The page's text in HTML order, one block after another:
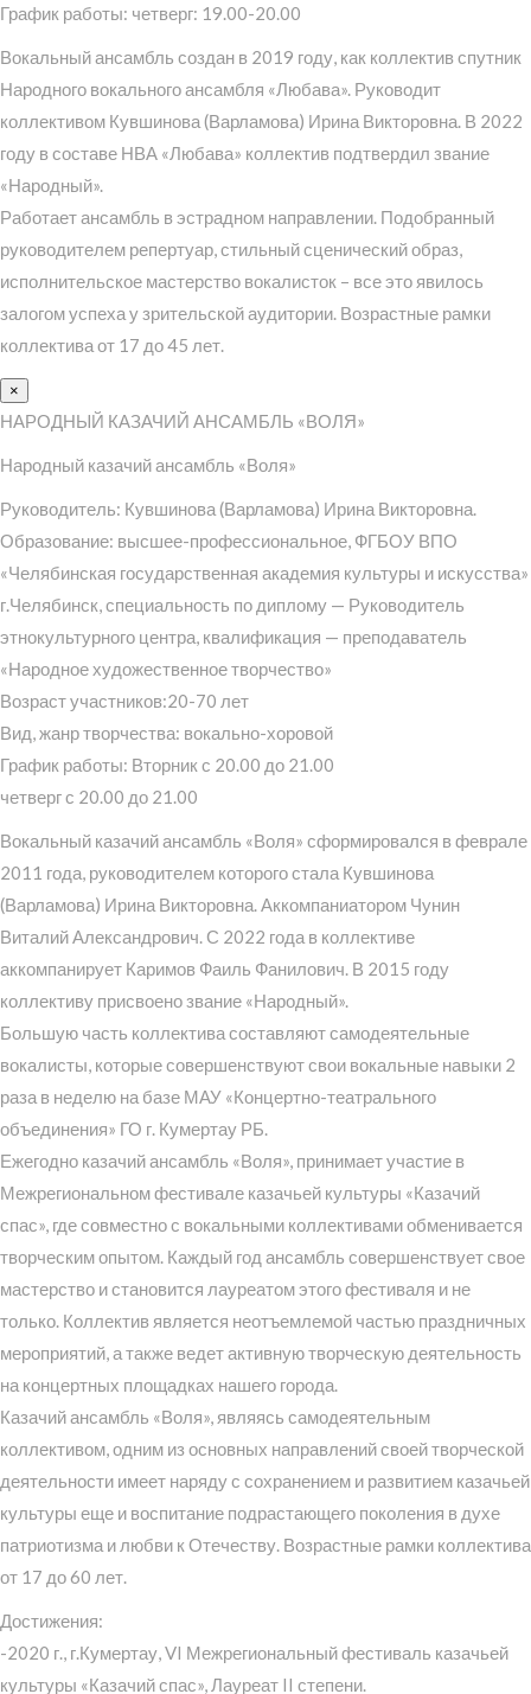
График работы: четверг: 19.00-20.00
Вокальный ансамбль создан в 2019 году, как коллектив спутник
Народного вокального ансамбля «Любава». Руководит
коллективом Кувшинова (Варламова) Ирина Викторовна. В 2022
году в составе НВА «Любава» коллектив подтвердил звание
«Народный».
Работает ансамбль в эстрадном направлении. Подобранный
руководителем репертуар, стильный сценический образ,
исполнительское мастерство вокалисток – все это явилось
залогом успеха у зрительской аудитории. Возрастные рамки
коллектива от 17 до 45 лет.
×
НАРОДНЫЙ КАЗАЧИЙ АНСАМБЛЬ «ВОЛЯ»
Народный казачий ансамбль «Воля»
Руководитель: Кувшинова (Варламова) Ирина Викторовна.
Образование: высшее-профессиональное, ФГБОУ ВПО
«Челябинская государственная академия культуры и искусства»
г.Челябинск, специальность по диплому — Руководитель
этнокультурного центра, квалификация — преподаватель
«Народное художественное творчество»
Возраст участников:20-70 лет
Вид, жанр творчества: вокально-хоровой
График работы: Вторник с 20.00 до 21.00
четверг с 20.00 до 21.00
Вокальный казачий ансамбль «Воля» сформировался в феврале
2011 года, руководителем которого стала Кувшинова
(Варламова) Ирина Викторовна. Аккомпаниатором Чунин
Виталий Александрович. С 2022 года в коллективе
аккомпанирует Каримов Фаиль Фанилович. В 2015 году
коллективу присвоено звание «Народный».
Большую часть коллектива составляют самодеятельные
вокалисты, которые совершенствуют свои вокальные навыки 2
раза в неделю на базе МАУ «Концертно-театрального
объединения» ГО г. Кумертау РБ.
Ежегодно казачий ансамбль «Воля», принимает участие в
Межрегиональном фестивале казачьей культуры «Казачий
спас», где совместно с вокальными коллективами обменивается
творческим опытом. Каждый год ансамбль совершенствует свое
мастерство и становится лауреатом этого фестиваля и не
только. Коллектив является неотъемлемой частью праздничных
мероприятий, а также ведет активную творческую деятельность
на концертных площадках нашего города.
Казачий ансамбль «Воля», являясь самодеятельным
коллективом, одним из основных направлений своей творческой
деятельности имеет наряду с сохранением и развитием казачьей
культуры еще и воспитание подрастающего поколения в духе
патриотизма и любви к Отечеству. Возрастные рамки коллектива
от 17 до 60 лет.
Достижения:
-2020 г., г.Кумертау, VI Межрегиональный фестиваль казачьей
культуры «Казачий спас», Лауреат II степени.